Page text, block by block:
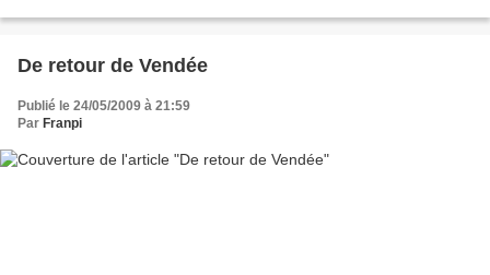
De retour de Vendée
Publié le 24/05/2009 à 21:59
Par Franpi